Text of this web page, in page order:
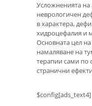
Усложненията
неврологичен
в характера,
хидроцефалия и
Основната цел
намаляване на
терапии сами по
странични